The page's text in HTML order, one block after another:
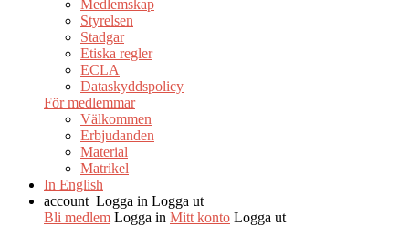
Medlemskap
Styrelsen
Stadgar
Etiska regler
ECLA
Dataskyddspolicy
För medlemmar
Välkommen
Erbjudanden
Material
Matrikel
In English
account Logga in Logga ut
Bli medlem Logga in Mitt konto Logga ut